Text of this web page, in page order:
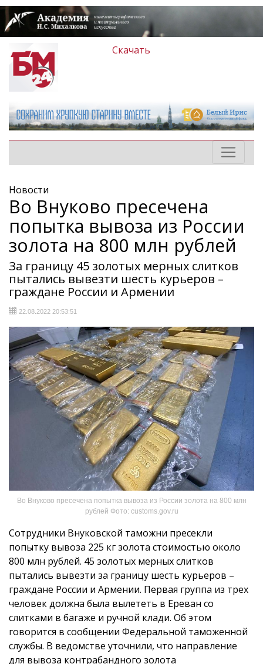
Скачать
Новости
Во Внуково пресечена
попытка вывоза из России
золота на 800 млн рублей
За границу 45 золотых мерных слитков
пытались вывезти шесть курьеров –
граждане России и Армении
22.08.2022 20:53:51
Во Внуково пресечена попытка вывоза из России золота на 800 млн
рублей Фото: customs.gov.ru
Сотрудники Внуковской таможни пресекли
попытку вывоза 225 кг золота стоимостью около
800 млн рублей. 45 золотых мерных слитков
пытались вывезти за границу шесть курьеров –
граждане России и Армении. Первая группа из трех
человек должна была вылететь в Ереван со
слитками в багаже и ручной клади. Об этом
говорится в сообщении Федеральной таможенной
службы. В ведомстве уточнили, что направление
для вывоза контрабандного золота